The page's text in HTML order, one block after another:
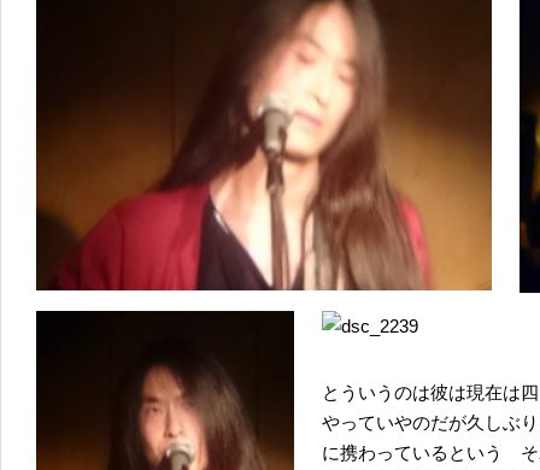
とういうのは彼は現在は
やっていやのだが久しぶ
に携わっているという そ